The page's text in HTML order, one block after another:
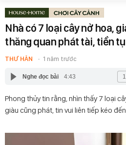
Nhà có 7 loại cây nở hoa,
thăng quan phát tài, tiền
THƯ HÂN 1 năm trước
Nghe đọc bài 4:43
Phong thủy tin rằng, nhìn thấy 7 loại
giàu cũng phát, tin vui liên tiếp kéo